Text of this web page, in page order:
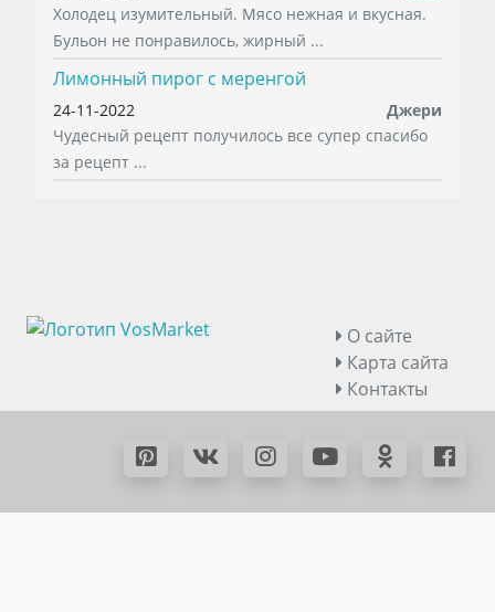
Холодец изумительный. Мясо нежная и вкусная.
Бульон не понравилось, жирный ...
Лимонный пирог с меренгой
24-11-2022
Джери
Чудесный рецепт получилось все супер спасибо
за рецепт ...
О сайте
Карта сайта
Контакты